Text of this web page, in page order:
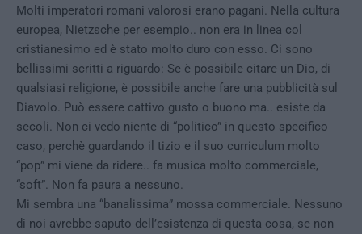
Molti imperatori romani valorosi erano pagani. Nella cultura
europea, Nietzsche per esempio.. non era in linea col
cristianesimo ed è stato molto duro con esso. Ci sono
bellissimi scritti a riguardo: Se è possibile citare un Dio, di
qualsiasi religione, è possibile anche fare una pubblicità sul
Diavolo. Può essere cattivo gusto o buono ma.. esiste da
secoli. Non ci vedo niente di “politico” in questo specifico
caso, perchè guardando il tizio e il suo curriculum molto
“pop” mi viene da ridere.. fa musica molto commerciale,
“soft”. Non fa paura a nessuno.
Mi sembra una “banalissima” mossa commerciale. Nessuno
di noi avrebbe saputo dell’esistenza di questa cosa, se non